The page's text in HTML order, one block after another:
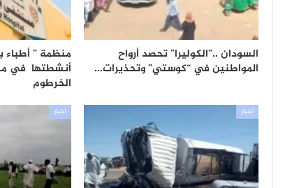
السودان ..”الكوليرا” تحصد أرواح
المواطنين في “كوستي” وتحذيرات…
منظمة ” أطباء
أنشطتها في
الخرطوم
أخبار أخبار